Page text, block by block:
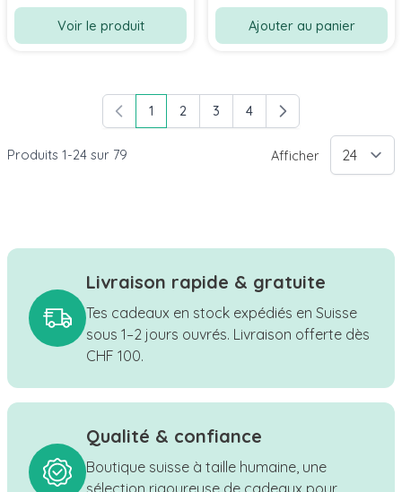
Voir le produit Ajouter au panier
Produits 1-24 sur 79
Vous lisez actuellement la page
1 Page
2 Page
3 Page
4
Afficher
Livraison rapide & gratuite
Tes cadeaux en stock expédiés en Suisse
sous 1–2 jours ouvrés. Livraison offerte dès
CHF 100.
Qualité & confiance
Boutique suisse à taille humaine, une
sélection rigoureuse de cadeaux pour